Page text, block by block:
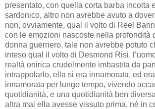
presentato, con quella corta barba incolta
sardonico, altro non avrebbe avuto a
non, ovviamente, qual il volto di Reel
con le emozioni nascoste nella profondità
donna guerriero, tale non avrebbe potuto
inteso qual il volto di Desmond Risi,
realtà onirica crudelmente imbastita da
intrappolarlo, ella si era innamorata, ed
innamorata per lungo tempo, vivendo
quotidianità, e una quotidianità ben
altra mai ella avesse vissuto prima, né in